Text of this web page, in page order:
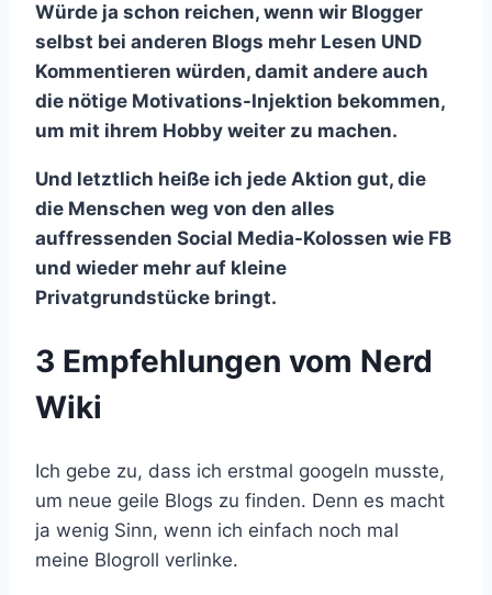
Würde ja schon reichen, wenn wir Blogger
selbst bei anderen Blogs mehr Lesen UND
Kommentieren würden, damit andere auch
die nötige Motivations-Injektion bekommen,
um mit ihrem Hobby weiter zu machen.
Und letztlich heiße ich jede Aktion gut, die
die Menschen weg von den alles
auffressenden Social Media-Kolossen wie FB
und wieder mehr auf kleine
Privatgrundstücke bringt.
3 Empfehlungen vom Nerd
Wiki
Ich gebe zu, dass ich erstmal googeln musste,
um neue geile Blogs zu finden. Denn es macht
ja wenig Sinn, wenn ich einfach noch mal
meine Blogroll verlinke.